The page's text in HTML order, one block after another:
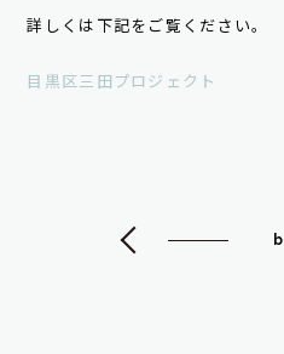
詳しくは下記をご覧ください。
目黒区三田プロジェクト